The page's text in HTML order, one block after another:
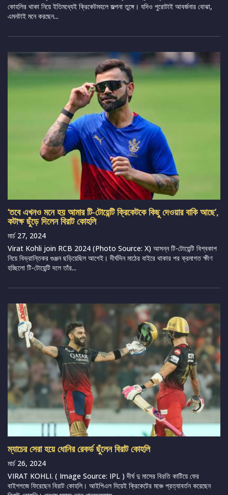
কোহলির থাকা নিয়ে ইতিমধ্যেই ক্রিকেটমহলে জল্পনা তুঙ্গে। যদিও পুরোটাই আবর্জনার বোঝা,
এমনটাই মনে করছেন...
‘তবে এখনও মনে হয় আমার টি-টোয়েন্টি ক্রিকেটকে কিছু দেওয়ার বাকি আছে’,
কটাক্ষ ছুঁড়ে দিলেন বিরাট কোহলি
মার্চ 27, 2024
Virat Kohli join RCB 2024 (Photo Source: X) আসন্ন টি-টোয়েন্টি বিশ্বকাপ
নিয়ে বিভ্রান্তিকর গুঞ্জন ছড়িয়েছিল আগেই। দীর্ঘদিন মাঠের বাইরে থাকার পর ক্রমাগত ক্ষীণ
হচ্ছিলো টি-টোয়েন্টি দলে তাঁর...
ম্যাচের সেরা হয়ে ধোনির রেকর্ড ছুঁলেন বিরাট কোহলি
মার্চ 26, 2024
VIRAT KOHLI. ( Image Source: IPL ) দীর্ঘ দু মাসের বিরতি কাটিয়ে ফের
বাইশগজে ফিরেছেন বিরাট কোহলি। আইপিএল দিয়েই ক্রিকেটের মঞ্চে প্রত্যাবর্তন করেছেন